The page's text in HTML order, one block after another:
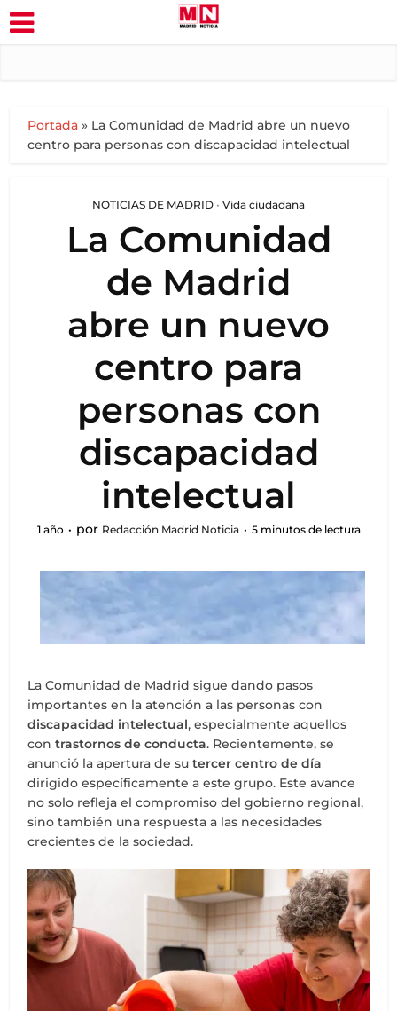
Portada » La Comunidad de Madrid abre un nuevo
centro para personas con discapacidad intelectual
NOTICIAS DE MADRID • Vida ciudadana
La Comunidad
de Madrid
abre un nuevo
centro para
personas con
discapacidad
intelectual
1 año por Redacción Madrid Noticia 5 minutos de lectura
La Comunidad de Madrid sigue dando pasos
importantes en la atención a las personas con
discapacidad intelectual, especialmente aquellos
contrastornos de conducta. Recientemente, se
anunció la apertura de sutercer centro de día
dirigido específicamente a este grupo. Este avance
no solo refleja el compromiso del gobierno regional,
sino también una respuesta a las necesidades
crecientes de la sociedad.